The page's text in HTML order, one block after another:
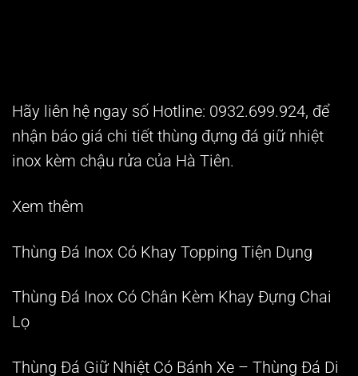
Hãy liên hệ ngay số Hotline: 0932.699.924, để
nhận báo giá chi tiết thùng đựng đá giữ nhiệt
inox kèm chậu rửa của Hà Tiên.
Xem thêm
Thùng Đá Inox Có Khay Topping Tiện Dụng
Thùng Đá Inox Có Chân Kèm Khay Đựng Chai
Lọ
Thùng Đá Giữ Nhiệt Có Bánh Xe – Thùng Đá Di